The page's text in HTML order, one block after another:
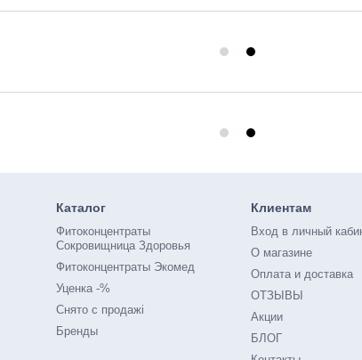
Каталог
Фитоконцентраты
Сокровищница Здоровья
Фитоконцентраты Экомед
Уценка -%
Снято с продажі
Бренды
Клиентам
Вход в личный
О магазине
Оплата и доставка
ОТЗЫВЫ
Акции
БЛОГ